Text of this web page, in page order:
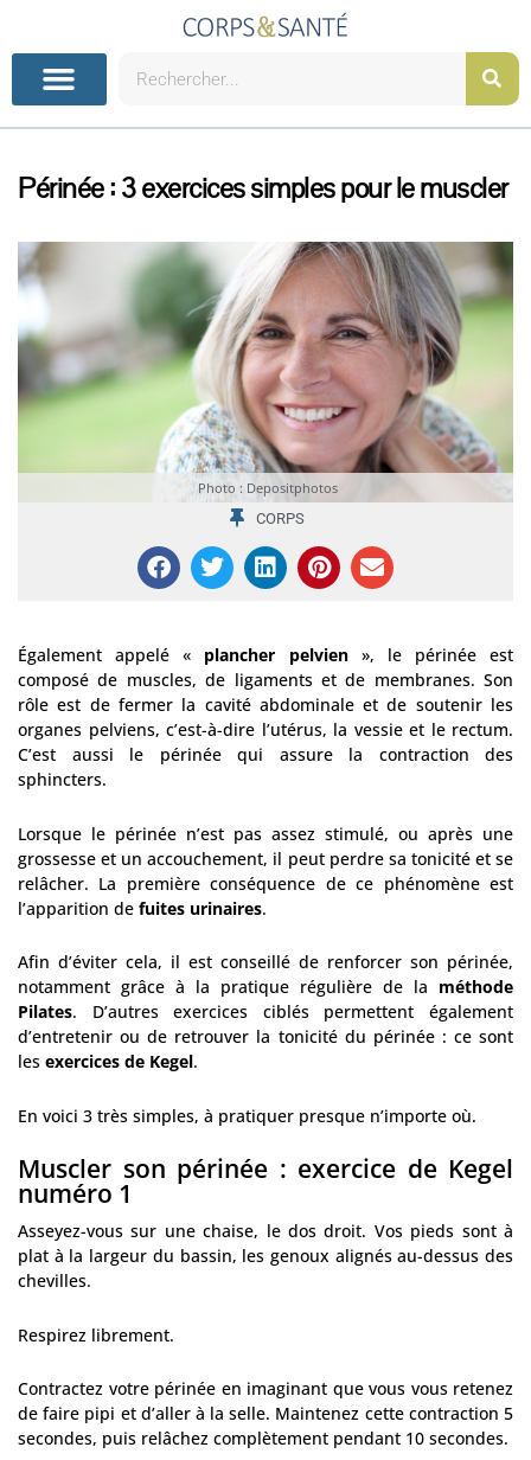
Périnée : 3 exercices simples pour le muscler
Photo : Depositphotos
CORPS
Également appelé « plancher pelvien», le périnée est
composé de muscles, de ligaments et de membranes. Son
rôle est de fermer la cavité abdominale et de soutenir les
organes pelviens, c’est-à-dire l’utérus, la vessie et le rectum.
C’est aussi le périnée qui assure la contraction des
sphincters.
Lorsque le périnée n’est pas assez stimulé, ou après une
grossesse et un accouchement, il peut perdre sa tonicité et se
relâcher. La première conséquence de ce phénomène est
l’apparition de fuites urinaires.
Afin d’éviter cela, il est conseillé de renforcer son périnée,
notamment grâce à la pratique régulière de la méthode
Pilates. D’autres exercices ciblés permettent également
d’entretenir ou de retrouver la tonicité du périnée : ce sont
les exercices de Kegel.
En voici 3 très simples, à pratiquer presque n’importe où.
Muscler son périnée : exercice de Kegel
numéro 1
Asseyez-vous sur une chaise, le dos droit. Vos pieds sont à
plat à la largeur du bassin, les genoux alignés au-dessus des
chevilles.
Respirez librement.
Contractez votre périnée en imaginant que vous vous retenez
de faire pipi et d’aller à la selle. Maintenez cette contraction 5
secondes, puis relâchez complètement pendant 10 secondes.